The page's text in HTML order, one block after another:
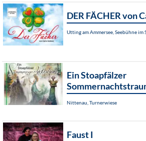
DER FÄCHER von
Utting am Ammersee, Seebühne im
Ein Stoapfälzer
Nittenau, Turnerwiese
Faust I